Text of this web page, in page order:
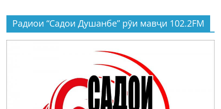
Радиои “Садои Душанбе” рӯи мавҷи 102.2FM